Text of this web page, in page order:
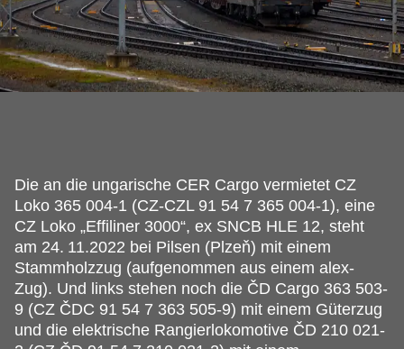
Die an die ungarische CER Cargo vermietet CZ
Loko 365 004-1 (CZ-CZL 91 54 7 365 004-1), eine
CZ Loko „Effiliner 3000“, ex SNCB HLE 12, steht
am 24. 11.2022 bei Pilsen (Plzeň) mit einem
Stammholzzug (aufgenommen aus einem alex-
Zug). Und links stehen noch die ČD Cargo 363 503-
9 (CZ ČDC 91 54 7 363 505-9) mit einem Güterzug
und die elektrische Rangierlokomotive ČD 210 021-